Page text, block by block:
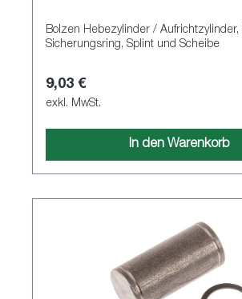
Bolzen Hebezylinder / Aufrichtzylinder,
Sicherungsring, Splint und Scheibe
9,03 €
exkl. MwSt.
In den Warenkorb